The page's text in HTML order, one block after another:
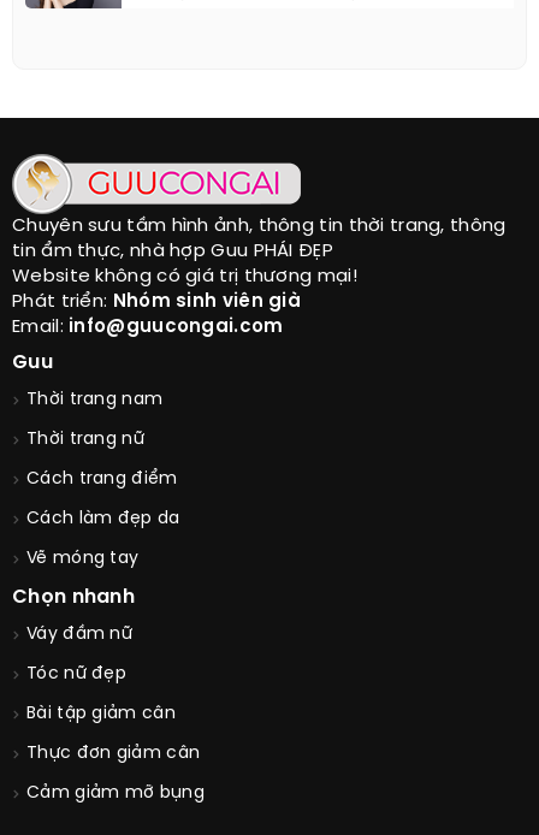
Chuyên sưu tầm hình ảnh, thông tin thời trang, thông
tin ẩm thực, nhà hợp Guu PHÁI ĐẸP
Website không có giá trị thương mại!
Phát triển: Nhóm sinh viên già
Email: info@guucongai.com
Guu
Thời trang nam
Thời trang nữ
Cách trang điểm
Cách làm đẹp da
Vẽ móng tay
Chọn nhanh
Váy đầm nữ
Tóc nữ đẹp
Bài tập giảm cân
Thực đơn giảm cân
Cảm giảm mỡ bụng